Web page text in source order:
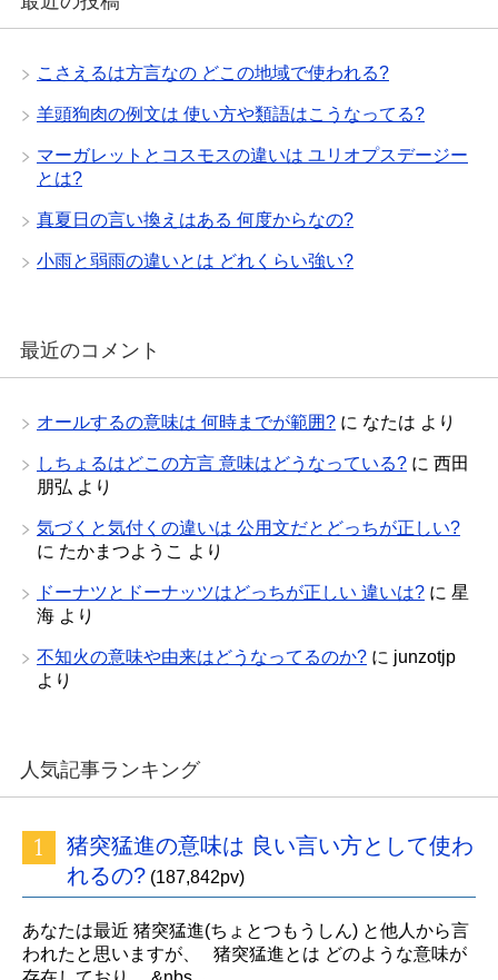
こさえるは方言なの どこの地域で使われる?
羊頭狗肉の例文は 使い方や類語はこうなってる?
マーガレットとコスモスの違いは ユリオプスデージー
とは?
真夏日の言い換えはある 何度からなの?
小雨と弱雨の違いとは どれくらい強い?
最近のコメント
オールするの意味は 何時までが範囲? に なたは より
しちょるはどこの方言 意味はどうなっている? に 西田
朋弘 より
気づくと気付くの違いは 公用文だとどっちが正しい?
に たかまつようこ より
ドーナツとドーナッツはどっちが正しい 違いは? に 星
海 より
不知火の意味や由来はどうなってるのか? に junzotjp
より
人気記事ランキング
猪突猛進の意味は 良い言い方として使わ
れるの? (187,842pv)
あなたは最近 猪突猛進(ちょとつもうしん) と他人から言
われたと思いますが、 猪突猛進とは どのような意味が